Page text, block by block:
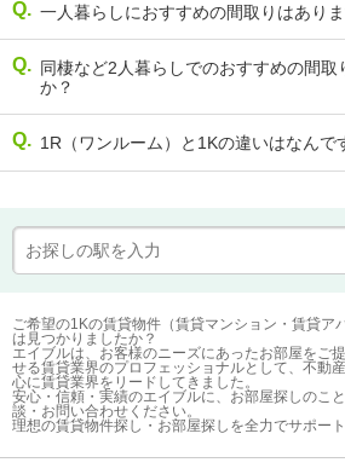
一人暮らしにおすすめの間取りはあり
同棲など2人暮らしでのおすすめの間取
か？
1R（ワンルーム）と1Kの違いはなんで
ご希望の1Kの賃貸物件（賃貸マンション・賃貸ア
は見つかりましたか？
エイブルは、お客様のニーズにあったお部屋をご
せる賃貸業界のプロフェッショナルとして、不動
心に賃貸業界をリードしてきました。
安心・信頼・実績のエイブルに、お部屋探しのこ
談・お問い合わせください。
理想の賃貸物件探し・お部屋探しを全力でサポート